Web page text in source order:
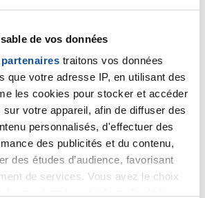
de vos données
traitons vos données
que votre adresse IP, en utilisant des
les cookies pour stocker et accéder
votre appareil, afin de diffuser des
personnalisés, d'effectuer des
des publicités et du contenu,
des études d’audience, favorisant
de services. Vous avez le choix
le diagnostic de ce type de
en cas d’allergie au produit
scanner ne trouve rien, vous
rassuré.